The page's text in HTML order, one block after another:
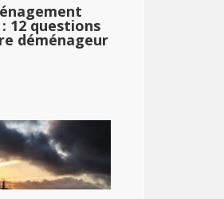
12 questions
déménageur